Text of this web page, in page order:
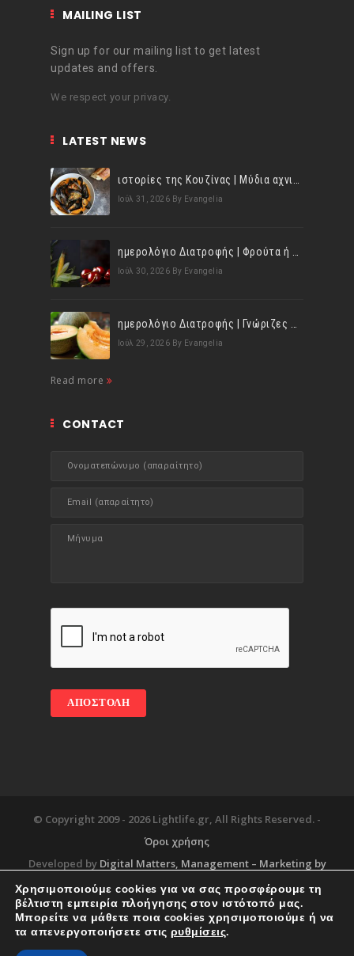
MAILING LIST
Sign up for our mailing list to get latest
updates and offers.
We respect your privacy.
LATEST NEWS
Ιούλ 31, 2026 By Evangelia
Ιούλ 30, 2026 By Evangelia
Ιούλ 29, 2026 By Evangelia
Read more
CONTACT
© Copyright 2009 - 2026 Lightlife.gr, All Rights Reserved. -
Όροι χρήσης
Developed by Digital Matters, Management – Marketing by
Blog About Services
Corporate Support
Χρησιμοποιούμε cookies για να σας προσφέρουμε τη
βέλτιστη εμπειρία πλοήγησης στον ιστότοπό μας.
Μπορείτε να μάθετε ποια cookies χρησιμοποιούμε ή να
τα απενεργοποιήσετε στις ρυθμίσεις.